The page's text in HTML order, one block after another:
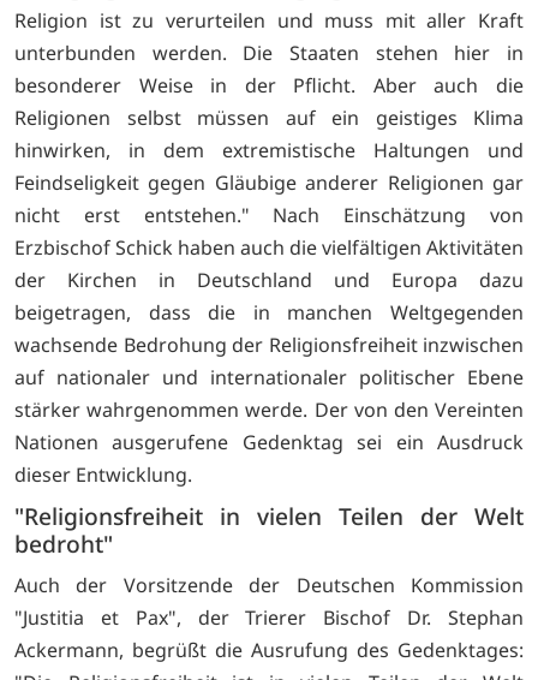
Religion ist zu verurteilen und muss mit aller Kraft
unterbunden werden. Die Staaten stehen hier in
besonderer Weise in der Pflicht. Aber auch die
Religionen selbst müssen auf ein geistiges Klima
hinwirken, in dem extremistische Haltungen und
Feindseligkeit gegen Gläubige anderer Religionen gar
nicht erst entstehen." Nach Einschätzung von
Erzbischof Schick haben auch die vielfältigen Aktivitäten
der Kirchen in Deutschland und Europa dazu
beigetragen, dass die in manchen Weltgegenden
wachsende Bedrohung der Religionsfreiheit inzwischen
auf nationaler und internationaler politischer Ebene
stärker wahrgenommen werde. Der von den Vereinten
Nationen ausgerufene Gedenktag sei ein Ausdruck
dieser Entwicklung.
"Religionsfreiheit in vielen Teilen der Welt
bedroht"
Auch der Vorsitzende der Deutschen Kommission
"Justitia et Pax", der Trierer Bischof Dr. Stephan
Ackermann, begrüßt die Ausrufung des Gedenktages: